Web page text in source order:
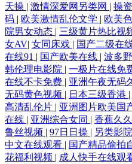
天操 | 激情深爱网另类网 | 操
码 | 欧美激情乱伦文学 | 欧美
院男女动态 | 三级黄片热比视
女AV| 女同床戏 | 国产二级在
在线91 | 国产欧美在线 | 波多
韩伦理电影院 | 一极片在线免
在线不卡免费 | 亚洲午夜无码
无码黄色视频 | 日本三级香港 |
高清乱伦片 | 亚洲图片欧美国
在线 | 亚洲综合女同 | 香蕉久
鲁丝视频 | 97日日操 | 另类影
中文在线观看 | 国产精品偷拍
花福利视频 | 成人快手在线观